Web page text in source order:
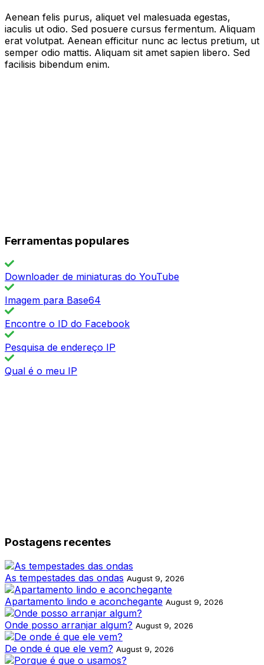
Aenean felis purus, aliquet vel malesuada egestas,
iaculis ut odio. Sed posuere cursus fermentum. Aliquam
erat volutpat. Aenean efficitur nunc ac lectus pretium, ut
semper odio mattis. Aliquam sit amet sapien libero. Sed
facilisis bibendum enim.
Ferramentas populares
Downloader de miniaturas do YouTube
Imagem para Base64
Encontre o ID do Facebook
Pesquisa de endereço IP
Qual é o meu IP
Postagens recentes
As tempestades das ondas August 9, 2026
Apartamento lindo e aconchegante August 9, 2026
Onde posso arranjar algum? August 9, 2026
De onde é que ele vem? August 9, 2026